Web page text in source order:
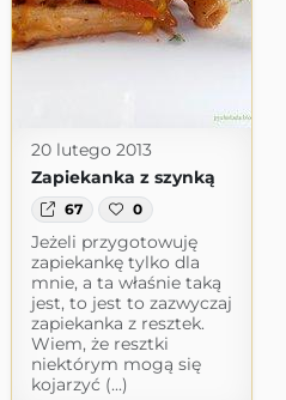
20 lutego 2013
Zapiekanka z szynką
67 0
Jeżeli przygotowuję
zapiekankę tylko dla
mnie, a ta właśnie taką
jest, to jest to zazwyczaj
zapiekanka z resztek.
Wiem, że resztki
niektórym mogą się
kojarzyć (...)